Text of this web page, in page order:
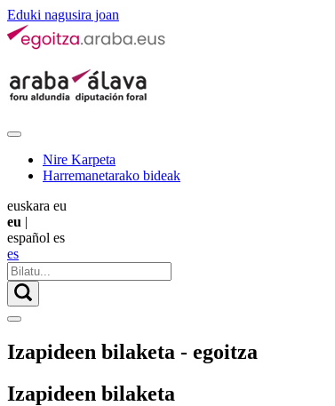
Eduki nagusira joan
Nire Karpeta
Harremanetarako bideak
euskara eu
eu |
español es
es
Izapideen bilaketa - egoitza
Izapideen bilaketa